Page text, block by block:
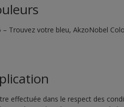
– Trouvez votre bleu, AkzoNobel
effectuée dans le respect des